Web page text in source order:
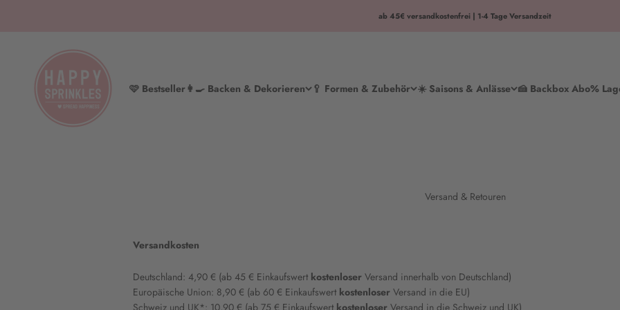
ab 45€ versandkostenfrei | 1-4 Tage Versandzeit
🩷 Bestseller👩‍🍳 Backen & Dekorieren 🥄 Formen & Zubehör ☀️ Saisons & Anlässe 🍰 Backbox Abo%
HAPPY SPRINKLES | D2C
Versand & Retouren
Versandkosten
Deutschland: 4,90 € (ab 45 € Einkaufswert kostenloser Versand innerhalb von Deutschland)
Europäische Union: 8,90 € (ab 60 € Einkaufswert kostenloser Versand in die EU)
Schweiz und UK*: 10,90 € (ab 75 € Einkaufswert kostenloser Versand in die Schweiz und UK)